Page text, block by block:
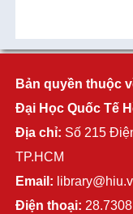
Bản quyền thuộc
Đại Học Quốc Tế
Địa chỉ: Số 215
TP.HCM
Email:
Điện thoại: